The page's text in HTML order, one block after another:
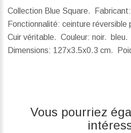
Collection Blue Square.
Fonctionnalité: ceinture
Cuir véritable. Couleur: noir. bleu.
Dimensions: 127x3.5x0.3 cm.
Vous pourriez